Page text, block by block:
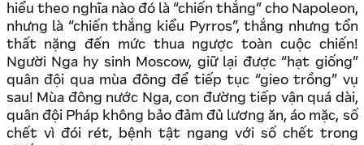
hiểu theo nghĩa nào đó là “chiến thắng” cho Napoleon,
nhưng là “chiến thắng kiểu Pyrros”, thắng nhưng tổn
thất nặng đến mức thua ngược toàn cuộc chiến!
Người Nga hy sinh Moscow, giữ lại được “hạt giống”
quân đội qua mùa đông để tiếp tục “gieo trồng” vụ
sau! Mùa đông nước Nga, con đường tiếp vận quá dài,
quân đội Pháp không bảo đảm đủ lương ăn, áo mặc, số
chết vì đói rét, bệnh tật ngang với số chết trong